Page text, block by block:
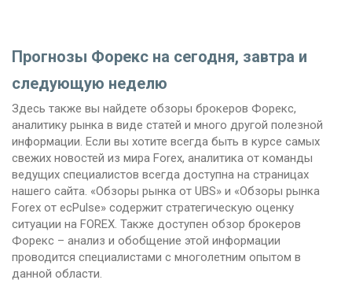
Прогнозы Форекс на сегодня, завтра и
следующую неделю
Здесь также вы найдете обзоры брокеров Форекс,
аналитику рынка в виде статей и много другой полезной
информации. Если вы хотите всегда быть в курсе самых
свежих новостей из мира Forex, аналитика от команды
ведущих специалистов всегда доступна на страницах
нашего сайта. «Обзоры рынка от UBS» и «Обзоры рынка
Forex от ecPulse» содержит стратегическую оценку
ситуации на FOREX. Также доступен обзор брокеров
Форекс – анализ и обобщение этой информации
проводится специалистами с многолетним опытом в
данной области.